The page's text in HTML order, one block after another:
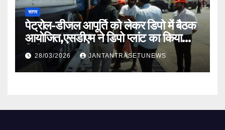
सागर
पेट्रोल-डीजल आपूर्ति को लेकर डिपो में बैठक
आयोजित,एसडीएम ने डिपो प्लांट का किया
निरीक्षण
28/03/2026 JANTANTRASETUNEWS